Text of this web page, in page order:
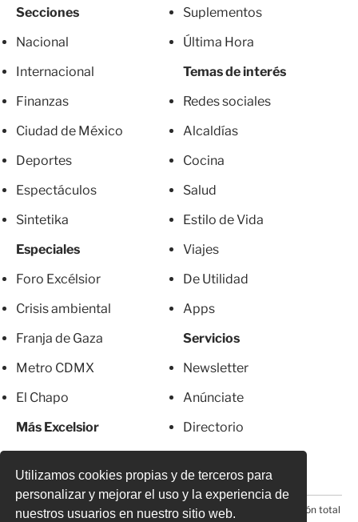
Utilizamos cookies propias y de terceros para
personalizar y mejorar el uso y la experiencia de
nuestros usuarios en nuestro sitio web.
Secciones
Nacional
Internacional
Finanzas
Ciudad de México
Deportes
Espectáculos
Sintetika
Especiales
Foro Excélsior
Crisis ambiental
Franja de Gaza
Metro CDMX
El Chapo
Más Excelsior
Suplementos
Última Hora
Temas de interés
Redes sociales
Alcaldías
Cocina
Salud
Estilo de Vida
Viajes
De Utilidad
Apps
Servicios
Newsletter
Anúnciate
Directorio
© 2026 Todos los derechos reservados. Prohibida la reproducción total